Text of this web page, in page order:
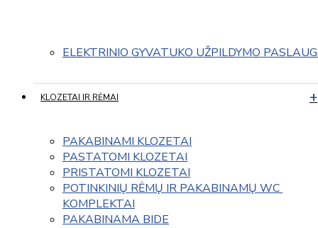
ELEKTRINIO GYVATUKO UŽPILDYMO
KLOZETAI IR RĖMAI
PAKABINAMI KLOZETAI
PASTATOMI KLOZETAI
PRISTATOMI KLOZETAI
POTINKINIŲ RĖMŲ IR PAKABINAMŲ WC
KOMPLEKTAI
PAKABINAMA BIDE